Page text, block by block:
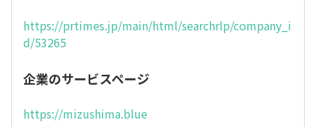
https://prtimes.jp/main/html/searchrlp/company_i
d/53265
企業のサービスページ
https://mizushima.blue